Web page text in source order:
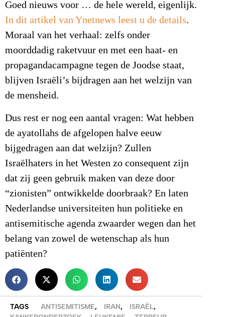
Goed nieuws voor … de hele wereld, eigenlijk.
In dit artikel van Ynetnews leest u de details.
Moraal van het verhaal: zelfs onder
moorddadig raketvuur en met een haat- en
propagandacampagne tegen de Joodse staat,
blijven Israëli’s bijdragen aan het welzijn van
de mensheid.
Dus rest er nog een aantal vragen: Wat hebben
de ayatollahs de afgelopen halve eeuw
bijgedragen aan dat welzijn? Zullen
Israëlhaters in het Westen zo consequent zijn
dat zij geen gebruik maken van deze door
“zionisten” ontwikkelde doorbraak? En laten
Nederlandse universiteiten hun politieke en
antisemitische agenda zwaarder wegen dan het
belang van zowel de wetenschap als hun
patiënten?
TAGS ANTISEMITISME, IRAN, ISRAËL,